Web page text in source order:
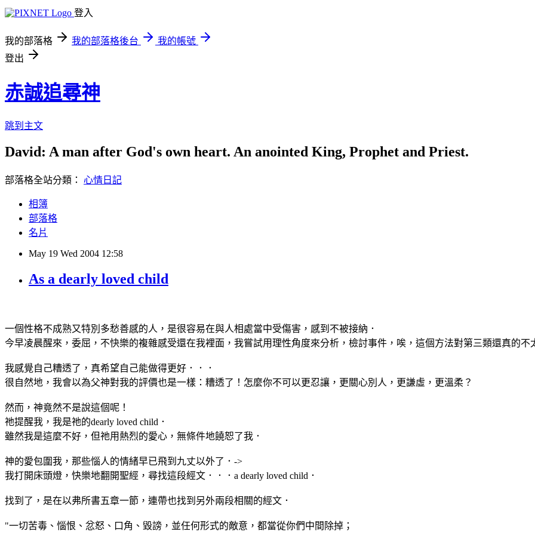
登入
我的部落格 我的部落格後台
我的帳號
登出
赤誠追尋神
跳到主文
David: A man after God's own heart. An anointed King, Prophet and Priest.
部落格全站分類： 心情日記
相簿
部落格
名片
May 19 Wed 2004 12:58
As a dearly loved child
一個性格不成熟又特別多愁善感的人，是很容易在與人相處當中受傷害，感到不被接納．
今早凌晨醒來，委屈，不快樂的複雜感受還在我裡面，我嘗試用理性角度來分析，檢討事件，唉，這個方法對第三類還真的不
我感覺自己糟透了，真希望自己能做得更好．．．
很自然地，我會以為父神對我的評價也是一樣：糟透了！怎麼你不可以更忍讓，更關心別人，更謙虛，更溫柔？
然而，神竟然不是說這個呢！
祂提醒我，我是祂的dearly loved child．
雖然我是這麼不好，但祂用熱烈的愛心，無條件地饒恕了我．
神的愛包圍我，那些惱人的情緒早已飛到九丈以外了．->
我打開床頭燈，快樂地翻開聖經，尋找這段經文．．．a dearly loved child．
找到了，是在以弗所書五章一節，連帶也找到另外兩段相關的經文．
"一切苦毒、惱恨、忿怒、口角、毀謗，並任何形式的敵意，都當從你們中間除掉；